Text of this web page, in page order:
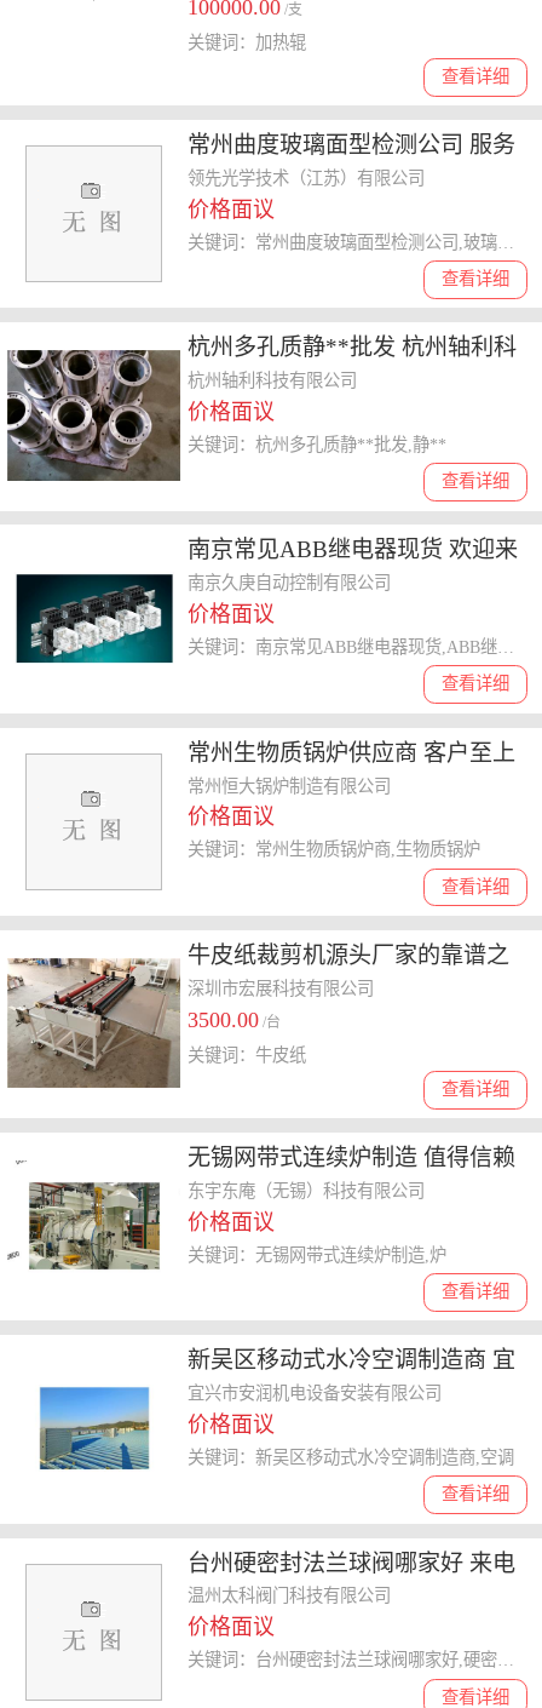
100000.00 /支
查看详细
关键词：加热辊
常州曲度玻璃面型检测公司 服务
为先 良好光学技术公司供应
领先光学技术（江苏）有限公司
价格面议
查看详细
杭州多孔质静**批发 杭州轴利科
技供应
杭州轴利科技有限公司
价格面议
查看详细
关键词：杭州多孔质静**批发,静**
南京常见ABB继电器现货 欢迎来
电 南京久庚自动控制供应
南京久庚自动控制有限公司
价格面议
查看详细
关键词：南京常见ABB继电器现货,ABB继电器
常州生物质锅炉供应商 客户至上
常州恒大锅炉制造供应
常州恒大锅炉制造有限公司
价格面议
查看详细
关键词：常州生物质锅炉商,生物质锅炉
牛皮纸裁剪机源头厂家的靠谱之
选
深圳市宏展科技有限公司
3500.00 /台
查看详细
关键词：牛皮纸
无锡网带式连续炉制造 值得信赖
东宇东庵科技供应
东宇东庵（无锡）科技有限公司
价格面议
查看详细
关键词：无锡网带式连续炉制造,炉
新吴区移动式水冷空调制造商 宜
兴市安润机电设备供应
宜兴市安润机电设备安装有限公司
价格面议
查看详细
关键词：新吴区移动式水冷空调制造商,空调
台州硬密封法兰球阀哪家好 来电
咨询 温州太科阀门科技供应
温州太科阀门科技有限公司
价格面议
查看详细
关键词：台州硬密封法兰球阀哪家好,硬密封法兰球阀